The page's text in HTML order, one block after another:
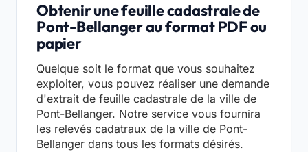
Obtenir une feuille cadastrale de
Pont-Bellanger au format PDF ou
papier
Quelque soit le format que vous souhaitez
exploiter, vous pouvez réaliser une demande
d'extrait de feuille cadastrale de la ville de
Pont-Bellanger. Notre service vous fournira
les relevés cadatraux de la ville de Pont-
Bellanger dans tous les formats désirés.